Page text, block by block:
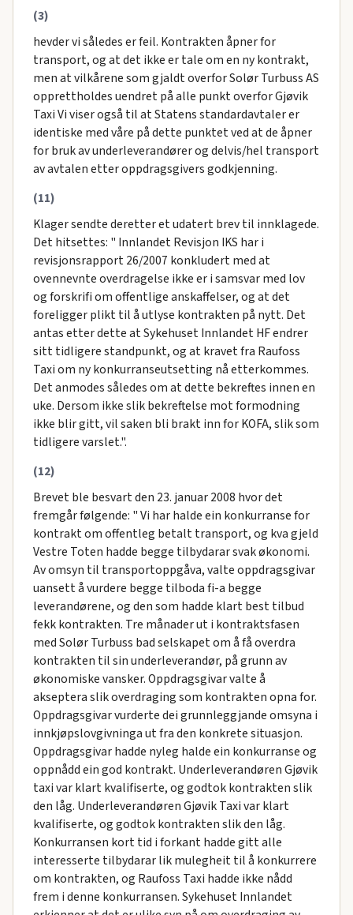
(3)
hevder vi således er feil. Kontrakten åpner for
transport, og at det ikke er tale om en ny kontrakt,
men at vilkårene som gjaldt overfor Solør Turbuss AS
opprettholdes uendret på alle punkt overfor Gjøvik
Taxi Vi viser også til at Statens standardavtaler er
identiske med våre på dette punktet ved at de åpner
for bruk av underleverandører og delvis/hel transport
av avtalen etter oppdragsgivers godkjenning.
(11)
Klager sendte deretter et udatert brev til innklagede.
Det hitsettes: " Innlandet Revisjon IKS har i
revisjonsrapport 26/2007 konkludert med at
ovennevnte overdragelse ikke er i samsvar med lov
og forskrifi om offentlige anskaffelser, og at det
foreligger plikt til å utlyse kontrakten på nytt. Det
antas etter dette at Sykehuset Innlandet HF endrer
sitt tidligere standpunkt, og at kravet fra Raufoss
Taxi om ny konkurranseutsetting nå etterkommes.
Det anmodes således om at dette bekreftes innen en
uke. Dersom ikke slik bekreftelse mot formodning
ikke blir gitt, vil saken bli brakt inn for KOFA, slik som
tidligere varslet.".
(12)
Brevet ble besvart den 23. januar 2008 hvor det
fremgår følgende: " Vi har halde ein konkurranse for
kontrakt om offentleg betalt transport, og kva gjeld
Vestre Toten hadde begge tilbydarar svak økonomi.
Av omsyn til transportoppgåva, valte oppdragsgivar
uansett å vurdere begge tilboda fi-a begge
leverandørene, og den som hadde klart best tilbud
fekk kontrakten. Tre månader ut i kontraktsfasen
med Solør Turbuss bad selskapet om å få overdra
kontrakten til sin underleverandør, på grunn av
økonomiske vansker. Oppdragsgivar valte å
akseptera slik overdraging som kontrakten opna for.
Oppdragsgivar vurderte dei grunnleggjande omsyna i
innkjøpslovgivninga ut fra den konkrete situasjon.
Oppdragsgivar hadde nyleg halde ein konkurranse og
oppnådd ein god kontrakt. Underleverandøren Gjøvik
taxi var klart kvalifiserte, og godtok kontrakten slik
den låg. Underleverandøren Gjøvik Taxi var klart
kvalifiserte, og godtok kontrakten slik den låg.
Konkurransen kort tid i forkant hadde gitt alle
interesserte tilbydarar lik mulegheit til å konkurrere
om kontrakten, og Raufoss Taxi hadde ikke nådd
frem i denne konkurransen. Sykehuset Innlandet